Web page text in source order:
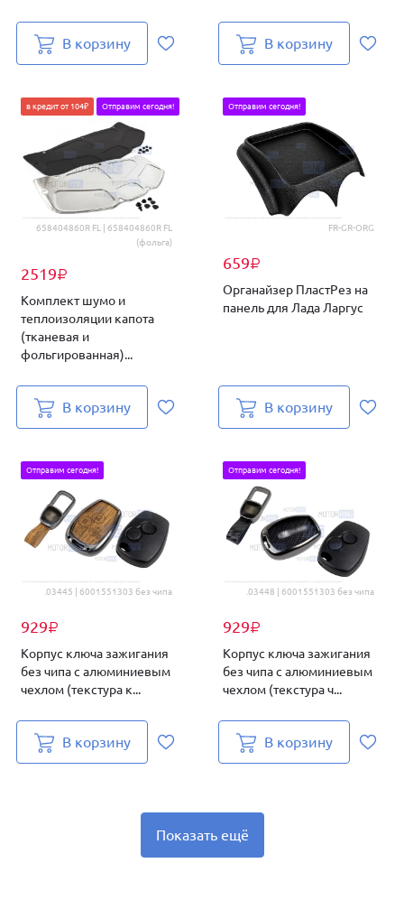
В корзину В корзину
658404860R FL | 658404860R FL
(фольга)
2519₽
в кредит от 104₽ Отправим сегодня!
Комплект шумо и
теплоизоляции капота
(тканевая и
фольгированная)...
В корзину
FR-GR-ORG
659₽
Отправим сегодня!
Органайзер ПластРез на
панель для Лада Ларгус
В корзину
.03445 | 6001551303 без чипа
929₽
Отправим сегодня!
Корпус ключа зажигания
без чипа с алюминиевым
чехлом (текстура к...
В корзину
.03448 | 6001551303 без чипа
929₽
Отправим сегодня!
Корпус ключа зажигания
без чипа с алюминиевым
чехлом (текстура ч...
В корзину
Показать ещё